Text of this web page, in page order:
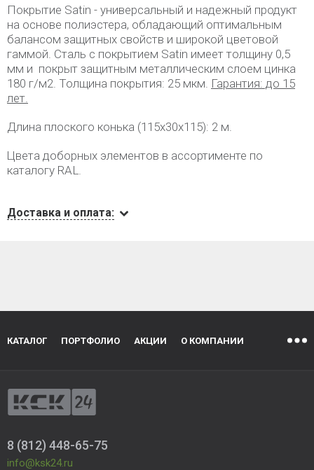
Покрытие Satin - универсальный и надежный продукт
на основе полиэстера, обладающий оптимальным
балансом защитных свойств и широкой цветовой
гаммой. Сталь с покрытием Satin имеет толщину 0,5
мм и покрыт защитным металлическим слоем цинка
180 г/м2. Толщина покрытия: 25 мкм. Гарантия: до 15
лет.
Длина плоского конька (115х30х115): 2 м.
Цвета доборных элементов в ассортименте по
каталогу RAL.
Доставка и оплата:
КАТАЛОГ ПОРТФОЛИО АКЦИИ О КОМПАНИИ
8 (812) 448-65-75
info@ksk24.ru